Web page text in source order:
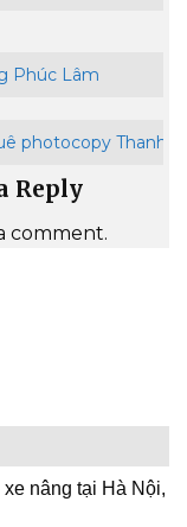
Phúc Lâm
photocopy Thanh
Reply
comment.
nâng tại Hà Nội,